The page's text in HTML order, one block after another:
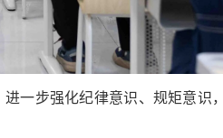
一步强化纪律意识、规矩意识